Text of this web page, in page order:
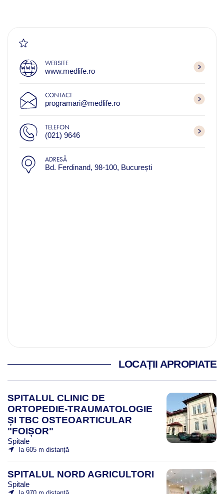
WEBSITE
www.medlife.ro
CONTACT
programari@medlife.ro
TELEFON
(021) 9646
ADRESĂ
Bd. Ferdinand, 98-100, București
LOCAȚII APROPIATE
SPITALUL CLINIC DE
ORTOPEDIE-TRAUMATOLOGIE
ȘI TBC OSTEOARTICULAR
"FOIȘOR"
Spitale
la 605 m distanță
SPITALUL NORD AGRICULTORI
Spitale
la 970 m distanță